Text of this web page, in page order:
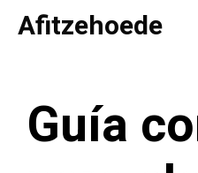
Saltar
Afitzehoede
Guía